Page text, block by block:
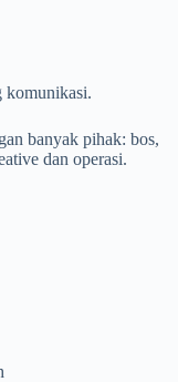
komunikasi.
banyak pihak: bos,
dan operasi.